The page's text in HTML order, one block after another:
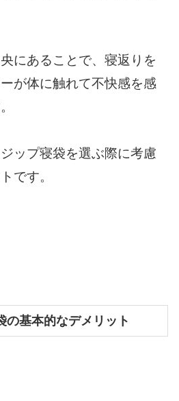
にあることで、寝返りを
が体に触れて不快感を感
ップ寝袋を選ぶ際に考慮
です。
の基本的なデメリット